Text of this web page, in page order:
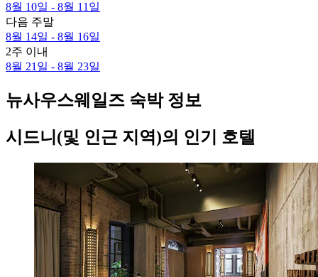
8월 10일 - 8월 11일
다음 주말
8월 14일 - 8월 16일
2주 이내
8월 21일 - 8월 23일
뉴사우스웨일즈 숙박 정보
시드니(및 인근 지역)의 인기 호텔